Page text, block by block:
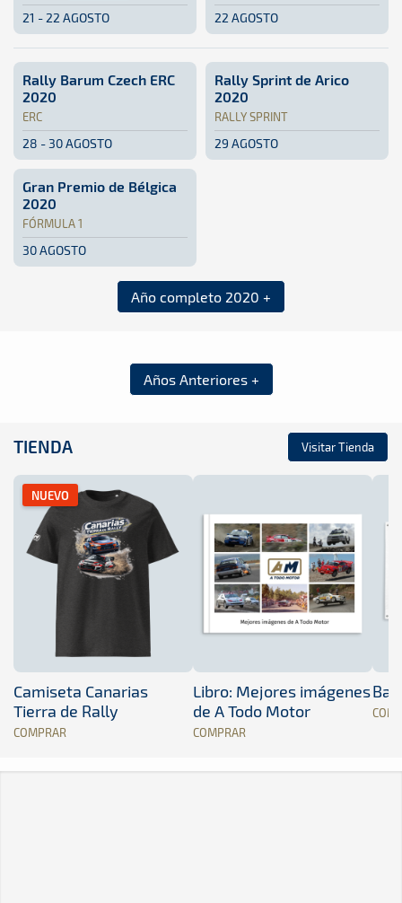
21 - 22 AGOSTO
Rally · 51 Rallye de Ferrol: Aquí podrás encontrar toda
Galicia, España Galicia, España
22 AGOSTO
Tierra · Rallye de Antigua
Fuerteventura
Rally Barum Czech ERC
2020
ERC
28 - 30 AGOSTO
ERC · Rally Barum Czech ERC 2020: Aquí podrás
Zlin, República Checa Zlin, República Checa
Rally Sprint de Arico
2020
RALLY SPRINT
29 AGOSTO
Rally Sprint · Rally Sprint
Tenerife Tenerife
Gran Premio de Bélgica
2020
FÓRMULA 1
30 AGOSTO
Fórmula 1 · Gran Premio de Bélgica 2020: Aquí podrás
Spa, Bélgica Spa, Bélgica
Año completo 2020 +
Años Anteriores +
TIENDA Visitar Tienda
NUEVO
Camiseta Canarias
Tierra de Rally
COMPRAR
Libro: Mejores imágenes
de A Todo Motor
COMPRAR